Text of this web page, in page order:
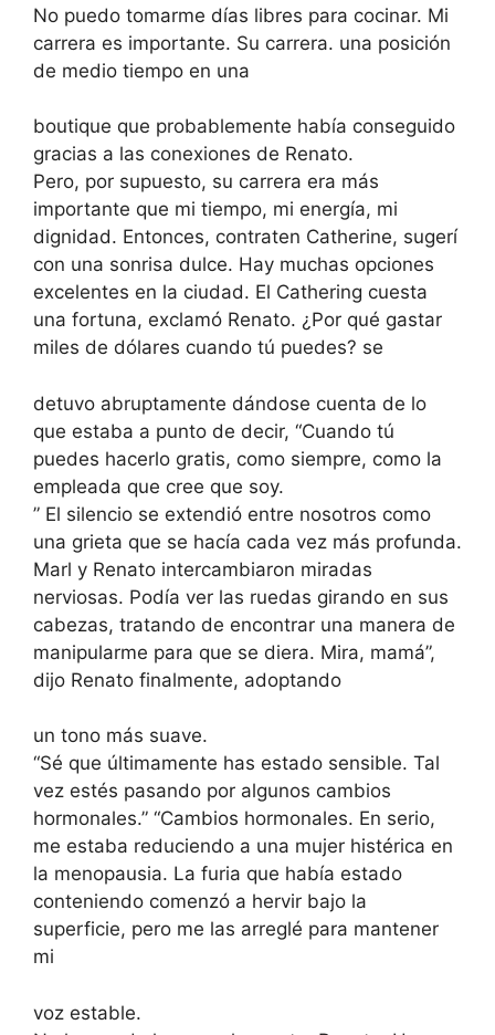
No puedo tomarme días libres para cocinar. Mi
carrera es importante. Su carrera. una posición
de medio tiempo en una
boutique que probablemente había conseguido
gracias a las conexiones de Renato.
Pero, por supuesto, su carrera era más
importante que mi tiempo, mi energía, mi
dignidad. Entonces, contraten Catherine, sugerí
con una sonrisa dulce. Hay muchas opciones
excelentes en la ciudad. El Cathering cuesta
una fortuna, exclamó Renato. ¿Por qué gastar
miles de dólares cuando tú puedes? se
detuvo abruptamente dándose cuenta de lo
que estaba a punto de decir, “Cuando tú
puedes hacerlo gratis, como siempre, como la
empleada que cree que soy.
” El silencio se extendió entre nosotros como
una grieta que se hacía cada vez más profunda.
Marl y Renato intercambiaron miradas
nerviosas. Podía ver las ruedas girando en sus
cabezas, tratando de encontrar una manera de
manipularme para que se diera. Mira, mamá”,
dijo Renato finalmente, adoptando
un tono más suave.
“Sé que últimamente has estado sensible. Tal
vez estés pasando por algunos cambios
hormonales.” “Cambios hormonales. En serio,
me estaba reduciendo a una mujer histérica en
la menopausia. La furia que había estado
conteniendo comenzó a hervir bajo la
superficie, pero me las arreglé para mantener
mi
voz estable.